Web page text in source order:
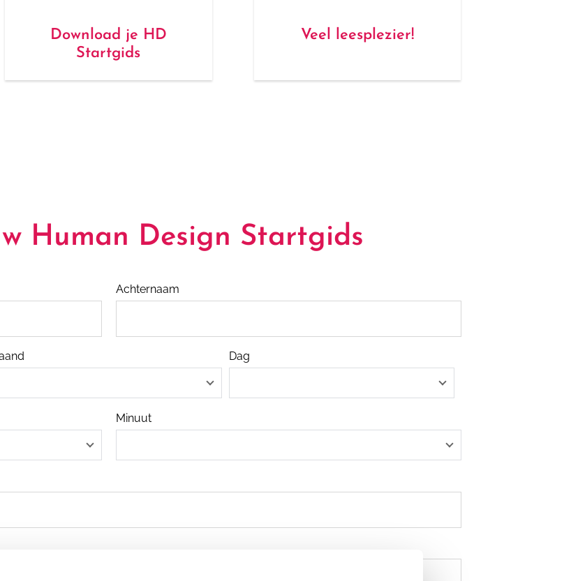
Download je HD
Startgids
Veel leesplezier!
Human Design Startgids
Achternaam
Dag
Minuut